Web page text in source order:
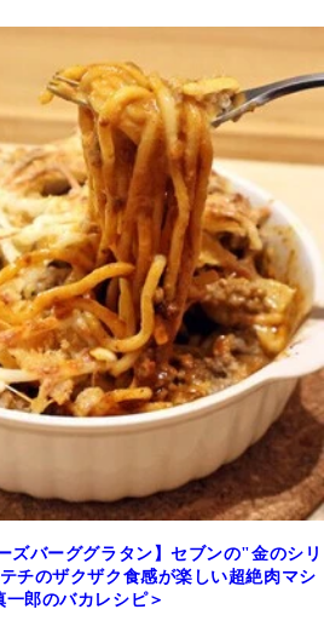
ズバーググラタン】セブンの"金のシリ
チのザクザク食感が楽しい超絶肉マシ
郎のバカレシピ＞